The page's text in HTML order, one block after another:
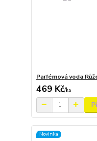
Parfémová voda
469 Kč/ks
Novinka